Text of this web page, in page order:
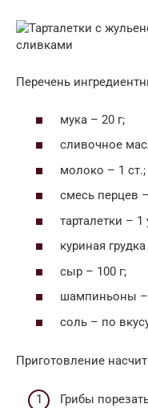
Перечень
мука – 20 г;
сливочное
молоко – 1 ст.;
смесь перцев
тарталетки – 1
куриная
сыр – 100 г;
шампиньоны –
соль – по
Приготовление
Грибы